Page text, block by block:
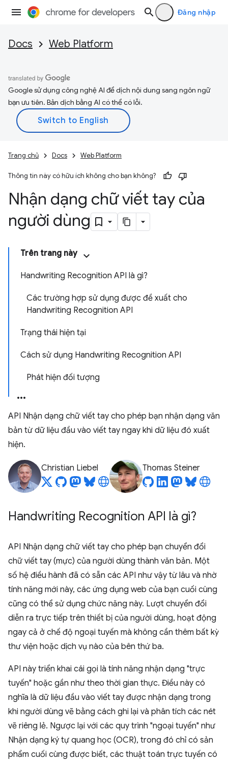
Đăng nhập
Docs Web Platform
Google sử dụng công nghệ AI để dịch nội dung sang ngôn ngữ
bạn ưu tiên. Bản dịch bằng AI có thể có lỗi.
Trang chủ Docs Web Platform
Thông tin này có hữu ích không cho bạn không?
Nhận dạng chữ viết tay của
người dùng
Trên trang này
Handwriting Recognition API là gì?
Các trường hợp sử dụng được đề xuất cho
Handwriting Recognition API
Trạng thái hiện tại
Cách sử dụng Handwriting Recognition API
Phát hiện đối tượng
API Nhận dạng chữ viết tay cho phép bạn nhận dạng văn
bản từ dữ liệu đầu vào viết tay ngay khi dữ liệu đó xuất
hiện.
Christian Liebel Thomas Steiner
Handwriting Recognition API là gì?
API Nhận dạng chữ viết tay cho phép bạn chuyển đổi
chữ viết tay (mực) của người dùng thành văn bản. Một
số hệ điều hành đã có sẵn các API như vậy từ lâu và nhờ
tính năng mới này, các ứng dụng web của bạn cuối cùng
cũng có thể sử dụng chức năng này. Lượt chuyển đổi
diễn ra trực tiếp trên thiết bị của người dùng, hoạt động
ngay cả ở chế độ ngoại tuyến mà không cần thêm bất kỳ
thư viện hoặc dịch vụ nào của bên thứ ba.
API này triển khai cái gọi là tính năng nhận dạng "trực
tuyến" hoặc gần như theo thời gian thực. Điều này có
nghĩa là dữ liệu đầu vào viết tay được nhận dạng trong
khi người dùng vẽ bằng cách ghi lại và phân tích các nét
vẽ riêng lẻ. Ngược lại với các quy trình "ngoại tuyến" như
Nhận dạng ký tự quang học (OCR), trong đó chỉ có sản
phẩm cuối cùng được biết, các thuật toán trực tuyến có